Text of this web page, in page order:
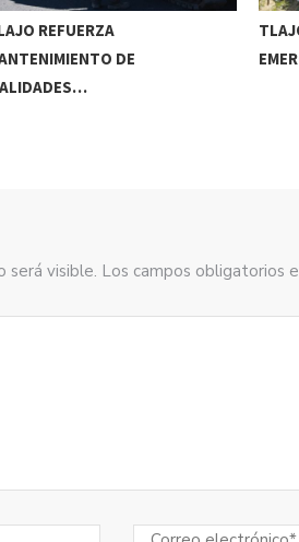
REFUERZA
DE
será visible. Los campos obligatorios